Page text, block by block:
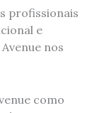
profissionais
e
nos
como